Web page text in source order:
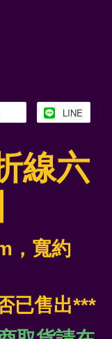
LINE
線六
，寬約
已售出***